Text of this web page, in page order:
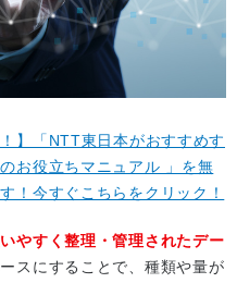
】「NTT東日本がおすすめす
お役立ちマニュアル 」を無
！今すぐこちらをクリック！
やすく整理・管理されたデー
スにすることで、種類や量が